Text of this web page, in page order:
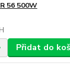
56 500W
Přidat do